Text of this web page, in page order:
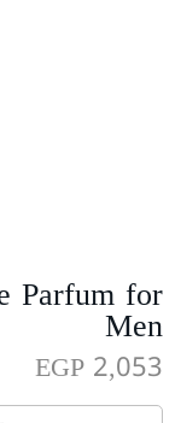
Parfum for
Men
EGP 2,053